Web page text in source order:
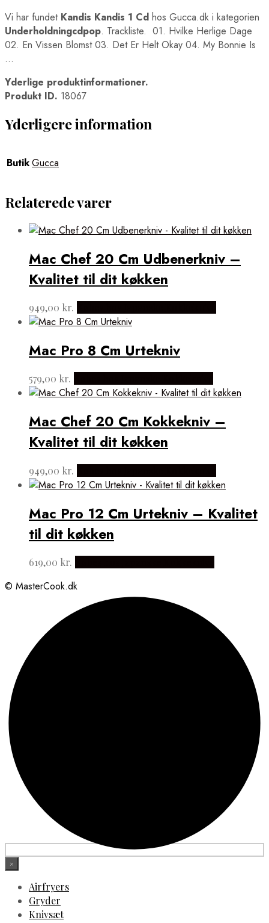
Vi har fundet Kandis Kandis 1 Cd hos Gucca.dk i kategorien
Underholdningcdpop. Trackliste. 01. Hvilke Herlige Dage
02. En Vissen Blomst 03. Det Er Helt Okay 04. My Bonnie Is
…
Yderlige produktinformationer.
Produkt ID. 18067
Yderligere information
ButikGucca
Relaterede varer
Mac Chef 20 Cm Udbenerkniv –
Kvalitet til dit køkken
949,00 kr.
Mac Pro 8 Cm Urtekniv
579,00 kr.
Mac Chef 20 Cm Kokkekniv –
Kvalitet til dit køkken
949,00 kr.
Mac Pro 12 Cm Urtekniv – Kvalitet
til dit køkken
619,00 kr.
© MasterCook.dk
×
Airfryers
Gryder
Knivsæt